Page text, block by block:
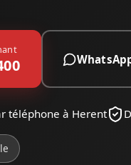
téléphone à Herent